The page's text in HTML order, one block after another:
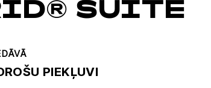
SUITE
PIEKĻUVI